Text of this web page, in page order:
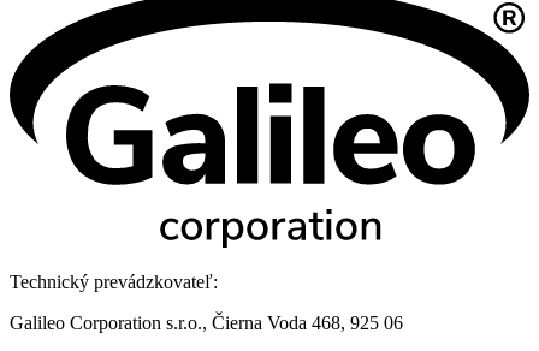
Technický prevádzkovateľ:
Galileo Corporation s.r.o., Čierna Voda 468, 925 06